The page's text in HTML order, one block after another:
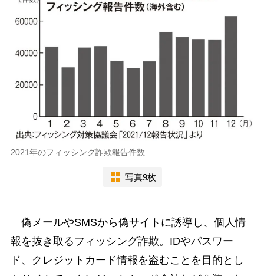
2021年のフィッシング詐欺報告件数
写真9枚
偽メールやSMSから偽サイトに誘導し、個人情
報を抜き取るフィッシング詐欺。IDやパスワー
ド、クレジットカード情報を盗むことを目的とし